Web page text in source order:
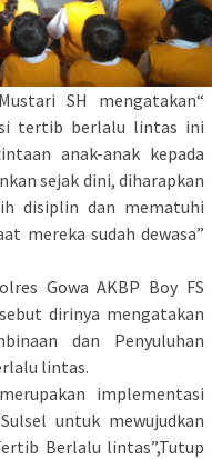
SH mengatakan“
tertib berlalu lintas ini
anak-anak kepada
sejak dini, diharapkan
disiplin dan mematuhi
mereka sudah dewasa”
Gowa AKBP Boy FS
dirinya mengatakan
dan Penyuluhan
lintas.
implementasi
untuk mewujudkan
Berlalu lintas”,Tutup